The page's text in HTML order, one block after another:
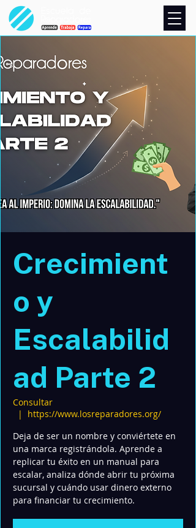
Crecimient
o y
Escalabilid
ad Parte 2
Consultar
  |
https://www.losreparadores.org/
Deja de ser un nombre y conviértete en
una marca registrándola. Aprende a
replicar tu éxito en un manual para
escalar, analiza dónde abrir tu próxima
sucursal y cuándo usar dinero externo
para financiar tu crecimiento.